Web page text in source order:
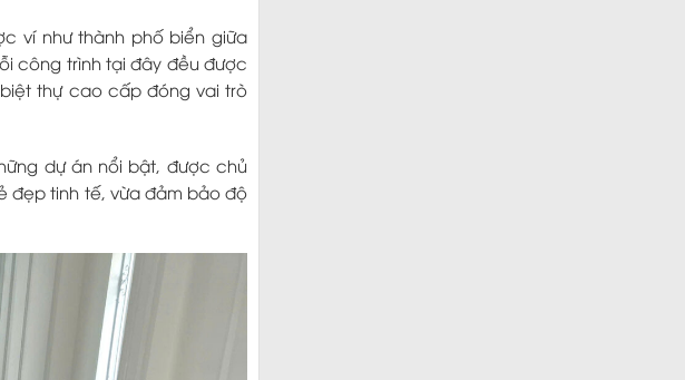
ví như thành phố biển giữa
công trình tại đây đều được
thự cao cấp đóng vai trò
dự án nổi bật, được chủ
đẹp tinh tế, vừa đảm bảo độ